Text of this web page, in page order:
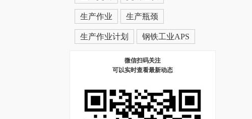
生产作业 生产瓶颈
生产作业计划 钢铁工业APS
微信扫码关注
可以实时查看最新动态